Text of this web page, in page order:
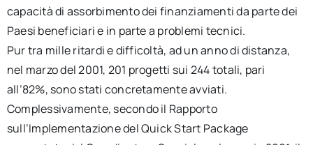
capacità di assorbimento dei finanziamenti da parte dei
Paesi beneficiari e in parte a problemi tecnici.
Pur tra mille ritardi e difficoltà, ad un anno di distanza,
nel marzo del 2001, 201 progetti sui 244 totali, pari
all’82%, sono stati concretamente avviati.
Complessivamente, secondo il Rapporto
sull’Implementazione del Quick Start Package